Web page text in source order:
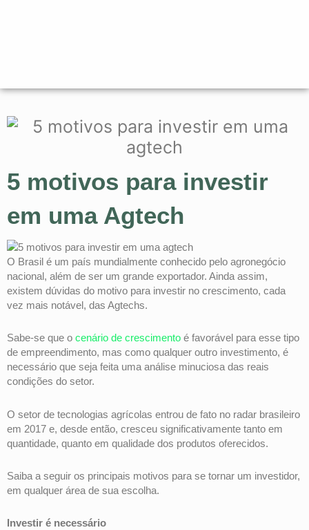
5 motivos para investir
em uma Agtech
O Brasil é um país mundialmente conhecido pelo agronegócio
nacional, além de ser um grande exportador. Ainda assim,
existem dúvidas do motivo para investir no crescimento, cada
vez mais notável, das Agtechs.
Sabe-se que o cenário de crescimento é favorável para esse tipo
de empreendimento, mas como qualquer outro investimento, é
necessário que seja feita uma análise minuciosa das reais
condições do setor.
O setor de tecnologias agrícolas entrou de fato no radar brasileiro
em 2017 e, desde então, cresceu significativamente tanto em
quantidade, quanto em qualidade dos produtos oferecidos.
Saiba a seguir os principais motivos para se tornar um investidor,
em qualquer área de sua escolha.
Investir é necessário